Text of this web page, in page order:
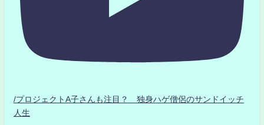
/プロジェクトA子さんも注目？ 独身ハゲ僧侶のサンドイッチ
人生